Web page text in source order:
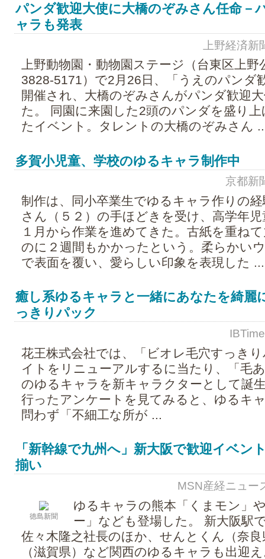
パンダ歓迎大使に大橋のぞみさん任命－
ャラも発表
上野経済
上野動物園・動物園ステージ（台東区上野
3828-5171）で2月26日、「うえのパンダ
開催され、大橋のぞみさんがパンダ歓迎
た。 同園に来園した2頭のパンダを盛り
たイベント。タレントの大橋のぞみさん
多賀小児童、学校のゆるキャラ制作中
京都新
制作は、同小卒業生でゆるキャラ作りの
さん（５２）の手ほどきを受け、高学年
１月から作業を進めてきた。古紙を重ね
のに２週間もかかったという。柔らかい
で表面を覆い、愛らしい印象を表現した ...
癒し系ゆるキャラと一緒にあなたを綺麗
っきりパック
花王株式会社では、「ビオレ毛穴すっき
イトをリニューアルするに当たり、「毛
のゆるキャラを新キャラクターとして誕
行ったアンケートを見てみると、ゆるキ
問わず「不細工な所が ...
「新幹線で九州へ」新大阪で歓迎イベン
揃い
MSN産経ニュー
徳島新聞
ゆるキャラの熊本「くまモン」
ー」なども登場した。 新大阪駅
佐々木隆之社長のほか、せんとくん（奈
（滋賀県）など関西のゆるキャラも出迎